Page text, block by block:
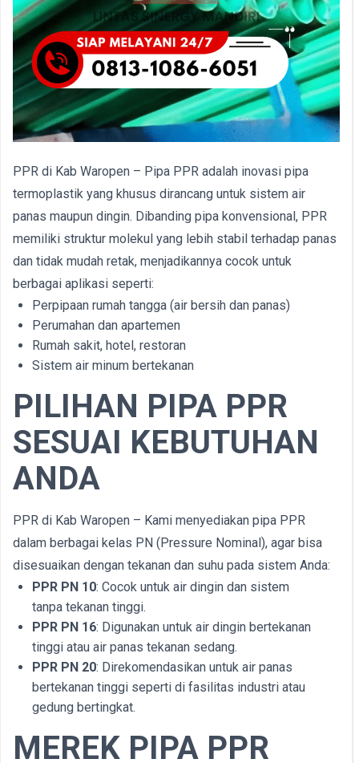
PPR di Kab Waropen – Pipa PPR adalah inovasi pipa
termoplastik yang khusus dirancang untuk sistem air
panas maupun dingin. Dibanding pipa konvensional, PPR
memiliki struktur molekul yang lebih stabil terhadap panas
dan tidak mudah retak, menjadikannya cocok untuk
berbagai aplikasi seperti:
Perpipaan rumah tangga (air bersih dan panas)
Perumahan dan apartemen
Rumah sakit, hotel, restoran
Sistem air minum bertekanan
PILIHAN PIPA PPR
SESUAI KEBUTUHAN
ANDA
PPR di Kab Waropen – Kami menyediakan pipa PPR
dalam berbagai kelas PN (Pressure Nominal), agar bisa
disesuaikan dengan tekanan dan suhu pada sistem Anda:
PPR PN 10: Cocok untuk air dingin dan sistem
tanpa tekanan tinggi.
PPR PN 16: Digunakan untuk air dingin bertekanan
tinggi atau air panas tekanan sedang.
PPR PN 20: Direkomendasikan untuk air panas
bertekanan tinggi seperti di fasilitas industri atau
gedung bertingkat.
MEREK PIPA PPR